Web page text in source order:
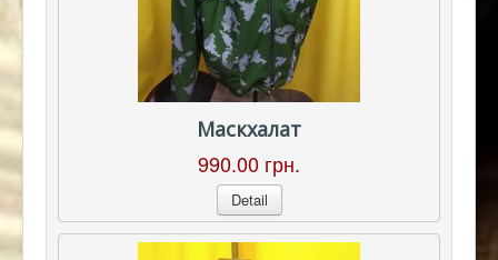
Маскхалат
990.00 грн.
Detail